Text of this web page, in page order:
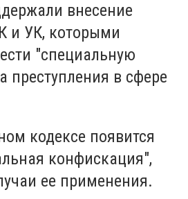
внесение
и УК, которыми
"специальную
преступления в сфере
кодексе появится
конфискация",
ее применения.